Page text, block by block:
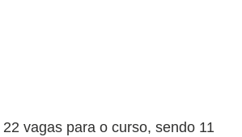
vagas para o curso, sendo 11